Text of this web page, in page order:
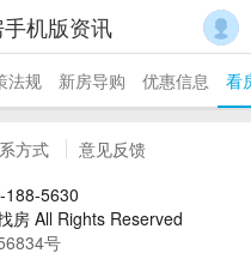
机版资讯
法规 新房导购 优惠信息 看
方式
意见反馈
188-5630
房 All Rights Reserved
号